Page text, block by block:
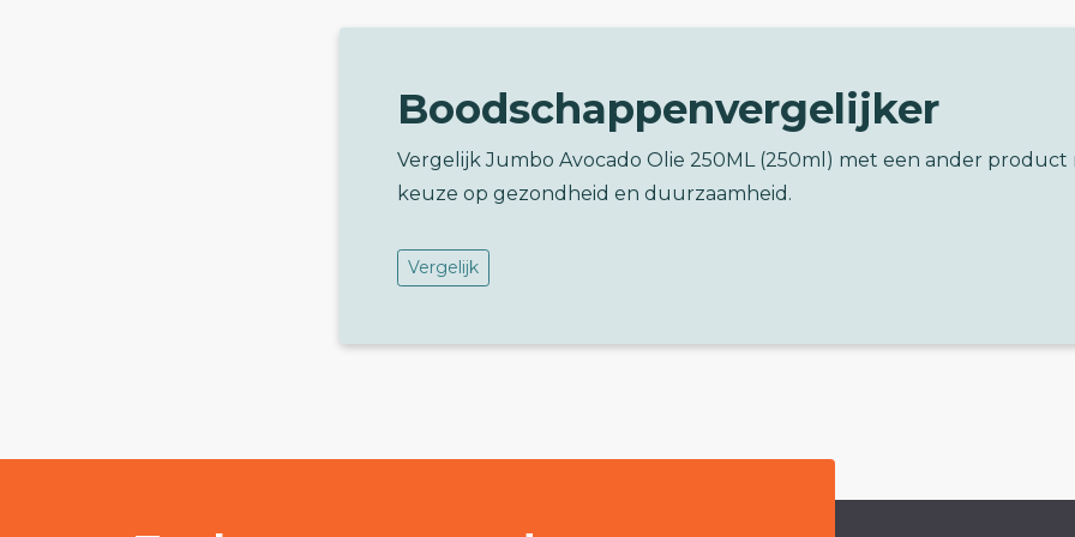
Boodschappenvergelijker
Vergelijk Jumbo Avocado Olie 250ML (250ml) met een ander product
keuze op gezondheid en duurzaamheid.
Vergelijk